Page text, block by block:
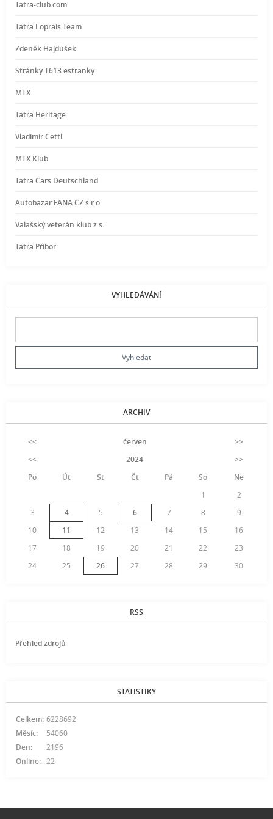
Tatra-club.com
Tatra Loprais Team
Zdeněk Hajdušek
Stránky T613 estranky
MTX
Tatra Heritage
Vladimír Cettl
MTX Klub
Tatra Cars Deutschland
Autobazar FANA CZ s.r.o.
Valašský veterán klub z.s.
Tatra Příbor
VYHLEDÁVÁNÍ
ARCHIV
<< červen
>>
<<
2024
>>
Po
Út St Čt Pá So
Ne
1
2
3
4 5 6 7 8
9
10
11 12 13 14 15
16
17
18 19 20 21 22
23
24
25 26 27 28 29 30
RSS
Přehled zdrojů
STATISTIKY
Online: 22
Celkem: 6228692
Měsíc:
54060
Den:
2196